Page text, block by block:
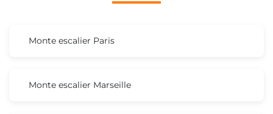
Monte escalier Paris
Monte escalier Marseille